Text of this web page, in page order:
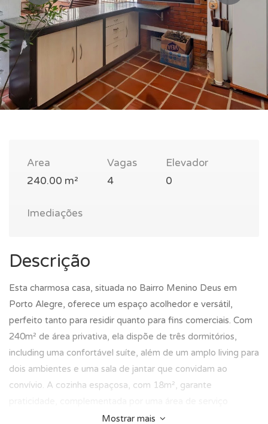
Area
240.00 m²
Vagas
4
Elevador
0
Imediações
Descrição
Esta charmosa casa, situada no Bairro Menino Deus em
Porto Alegre, oferece um espaço acolhedor e versátil,
perfeito tanto para residir quanto para fins comerciais. Com
240m² de área privativa, ela dispõe de três dormitórios,
including uma confortável suíte, além de um amplo living para
dois ambientes e uma sala de jantar que convidam ao
convívio. A cozinha espaçosa, com 18m², garante
funcional e um banho social bem equipado. A propriedade
Mostrar mais